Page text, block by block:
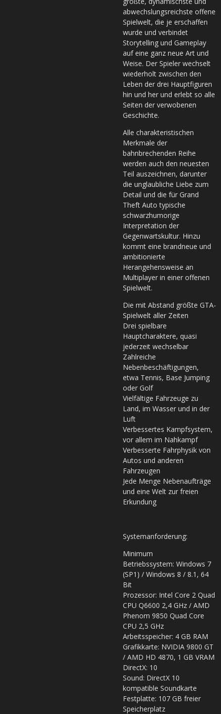
abwechslungsreichste offene
Spielwelt, die je erschaffen
wurde und verbindet
Storytelling und Gameplay
auf eine ganz neue Art und
Weise. Der Spieler wechselt
wiederholt zwischen den
Leben der drei Hauptfiguren
hin und her und erlebt so alle
Seiten der verwobenen
Geschichte.
Alle charakteristischen
Merkmale der
bahnbrechenden Reihe
werden auch den neuesten
Teil auszeichnen, darunter
die unglaubliche Liebe zum
Detail und die für Grand
Theft Auto typische
schwarzhumorige
Interpretation der
Gegenwartskultur. Hinzu
kommt eine brandneue und
ambitionierte
Herangehensweise an
Multiplayer in einer offenen
Spielwelt.
Die mit Abstand größte GTA-
Spielwelt aller Zeiten
Drei spielbare
Hauptcharaktere, quasi
jederzeit wechselbar
Zahlreiche
Nebenbeschäftigungen,
etwa Tennis, Base Jumping
oder Golf
Vielfältige Fahrzeuge zu
Land, im Wasser und in der
Luft
Verbessertes Kampfsystem,
vor allem im Nahkampf
Verbesserte Fahrphysik von
Autos und anderen
Fahrzeugen
Jede Menge Nebenaufträge
und eine Welt zur freien
Erkundung
Systemanforderung:
Minimum
Betriebssystem: Windows 7
(SP1) / Windows 8 / 8.1, 64
Bit
Prozessor: Intel Core 2 Quad
CPU Q6600 2,4 GHz / AMD
Phenom 9850 Quad Core
CPU 2,5 GHz
Arbeitsspeicher: 4 GB RAM
Grafikkarte: NVIDIA 9800 GT
/ AMD HD 4870, 1 GB VRAM
DirectX: 10
Sound: DirectX 10
kompatible Soundkarte
Festplatte: 107 GB freier
Speicherplatz